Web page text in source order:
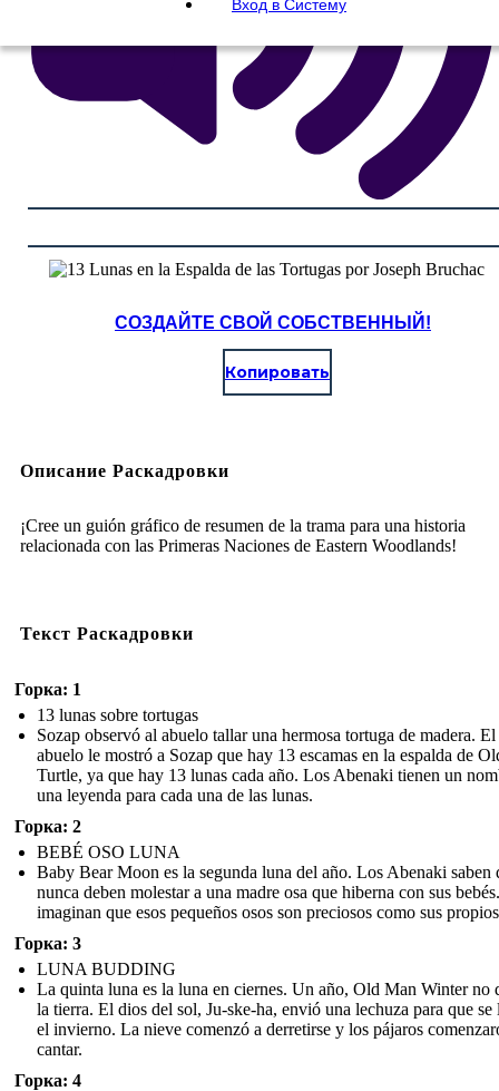
Вход в Систему
СОЗДАЙТЕ СВОЙ СОБСТВЕННЫЙ!
Копировать
Описание Раскадровки
¡Cree un guión gráfico de resumen de la trama para una historia
relacionada con las Primeras Naciones de Eastern Woodlands!
Текст Раскадровки
Горка: 1
13 lunas sobre tortugas
Sozap observó al abuelo tallar una hermosa tortuga de madera. El
abuelo le mostró a Sozap que hay 13 escamas en la espalda de
Turtle, ya que hay 13 lunas cada año. Los Abenaki tienen un
una leyenda para cada una de las lunas.
Горка: 2
BEBÉ OSO LUNA
Baby Bear Moon es la segunda luna del año. Los Abenaki saben
nunca deben molestar a una madre osa que hiberna con sus
imaginan que esos pequeños osos son preciosos como sus
Горка: 3
LUNA BUDDING
La quinta luna es la luna en ciernes. Un año, Old Man Winter no
la tierra. El dios del sol, Ju-ske-ha, envió una lechuza para que se
el invierno. La nieve comenzó a derretirse y los pájaros
cantar.
Горка: 4